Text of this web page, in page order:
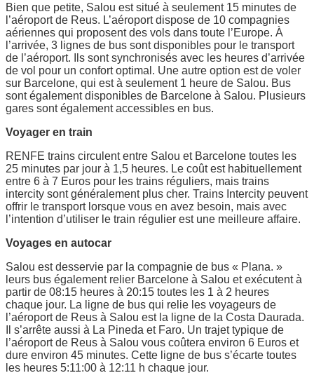
Bien que petite, Salou est situé à seulement 15 minutes de
l’aéroport de Reus. L’aéroport dispose de 10 compagnies
aériennes qui proposent des vols dans toute l’Europe. À
l’arrivée, 3 lignes de bus sont disponibles pour le transport
de l’aéroport. Ils sont synchronisés avec les heures d’arrivée
de vol pour un confort optimal. Une autre option est de voler
sur Barcelone, qui est à seulement 1 heure de Salou. Bus
sont également disponibles de Barcelone à Salou. Plusieurs
gares sont également accessibles en bus.
Voyager en train
RENFE trains circulent entre Salou et Barcelone toutes les
25 minutes par jour à 1,5 heures. Le coût est habituellement
entre 6 à 7 Euros pour les trains réguliers, mais trains
intercity sont généralement plus cher. Trains Intercity peuvent
offrir le transport lorsque vous en avez besoin, mais avec
l’intention d’utiliser le train régulier est une meilleure affaire.
Voyages en autocar
Salou est desservie par la compagnie de bus « Plana. »
leurs bus également relier Barcelone à Salou et exécutent à
partir de 08:15 heures à 20:15 toutes les 1 à 2 heures
chaque jour. La ligne de bus qui relie les voyageurs de
l’aéroport de Reus à Salou est la ligne de la Costa Daurada.
Il s’arrête aussi à La Pineda et Faro. Un trajet typique de
l’aéroport de Reus à Salou vous coûtera environ 6 Euros et
dure environ 45 minutes. Cette ligne de bus s’écarte toutes
les heures 5:11:00 à 12:11 h chaque jour.